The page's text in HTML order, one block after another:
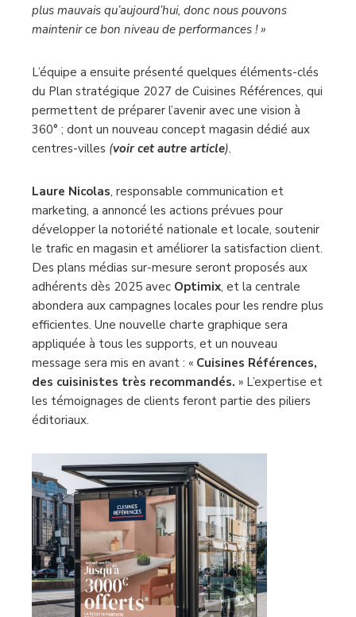
plus mauvais qu’aujourd’hui, donc nous pouvons
maintenir ce bon niveau de performances ! »
L’équipe a ensuite présenté quelques éléments-clés
du Plan stratégique 2027 de Cuisines Références, qui
permettent de préparer l’avenir avec une vision à
360° ; dont un nouveau concept magasin dédié aux
centres-villes (voir cet autre article).
Laure Nicolas, responsable communication et
marketing, a annoncé les actions prévues pour
développer la notoriété nationale et locale, soutenir
le trafic en magasin et améliorer la satisfaction client.
Des plans médias sur-mesure seront proposés aux
adhérents dès 2025 avec Optimix, et la centrale
abondera aux campagnes locales pour les rendre plus
efficientes. Une nouvelle charte graphique sera
appliquée à tous les supports, et un nouveau
message sera mis en avant : « Cuisines Références,
des cuisinistes très recommandés. » L’expertise et
les témoignages de clients feront partie des piliers
éditoriaux.